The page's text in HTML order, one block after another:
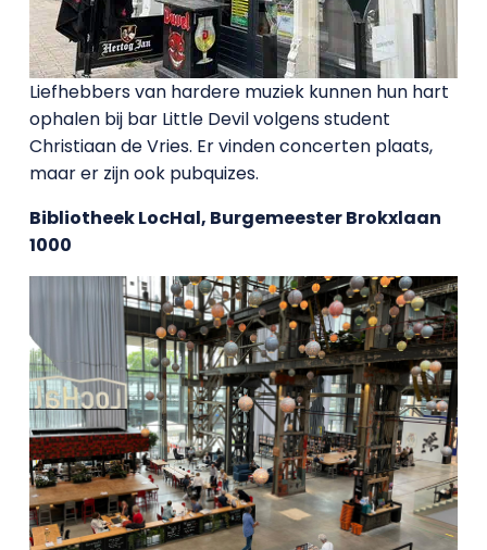
Liefhebbers van hardere muziek kunnen hun hart
ophalen bij bar Little Devil volgens student
Christiaan de Vries. Er vinden concerten plaats,
maar er zijn ook pubquizes.
Bibliotheek LocHal, Burgemeester Brokxlaan
1000